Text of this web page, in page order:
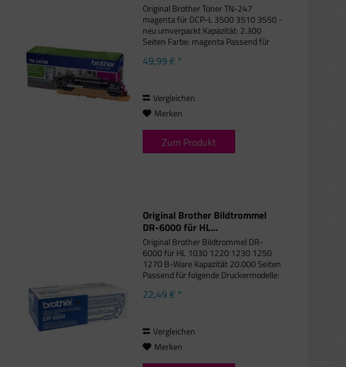
Original Brother Toner TN-247
magenta für DCP-L 3500 3510 3550 -
neu umverpackt Kapazität: 2.300
Seiten Farbe: magenta Passend für
DCP-L 3500 Series, Brother DCP-L
49,99 € *
Vergleichen
Merken
Zum Produkt
Original Brother Bildtrommel
DR-6000 für HL...
Original Brother Bildtrommel DR-
6000 für HL 1030 1220 1230 1250
1270 B-Ware Kapazität 20.000 Seiten
Passend für folgende Druckermodelle:
1400, Brother Fax 4750, Brother Fax
22,49 € *
Vergleichen
Merken